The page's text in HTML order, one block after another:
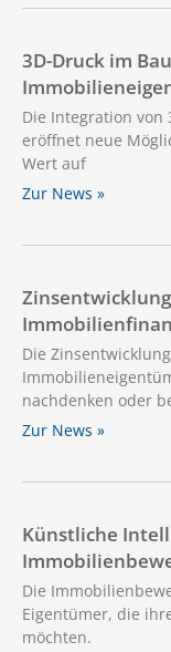
3D-Druck im
Die Integration von
eröffnet neue
Wert auf
Zur News »
Die
nachdenken oder
Zur News »
Künstliche
Die
Eigentümer, die
möchten.